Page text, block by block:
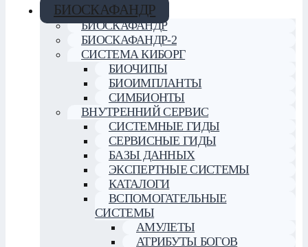
БИОСКАФАНДР
БИОСКАФАНДР
БИОСКАФАНДР-2
СИСТЕМА КИБОРГ
БИОЧИПЫ
БИОИМПЛАНТЫ
СИМБИОНТЫ
ВНУТРЕННИЙ СЕРВИС
СИСТЕМНЫЕ ГИДЫ
СЕРВИСНЫЕ ГИДЫ
БАЗЫ ДАННЫХ
ЭКСПЕРТНЫЕ СИСТЕМЫ
КАТАЛОГИ
ВСПОМОГАТЕЛЬНЫЕ
СИСТЕМЫ
АМУЛЕТЫ
АТРИБУТЫ БОГОВ